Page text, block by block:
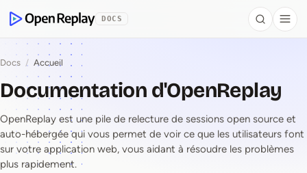
OpenReplay
DOCS Search
Docs / Accueil
Documentation d'OpenReplay
OpenReplay est une pile de relecture de sessions open source et
auto-hébergée qui vous permet de voir ce que les utilisateurs font
sur votre application web, vous aidant à résoudre les problèmes
plus rapidement.